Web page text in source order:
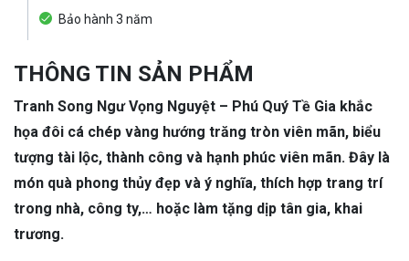
Bảo hành 3 năm
THÔNG TIN SẢN PHẨM
Tranh Song Ngư Vọng Nguyệt – Phú Quý Tề Gia khắc
họa đôi cá chép vàng hướng trăng tròn viên mãn, biểu
tượng tài lộc, thành công và hạnh phúc viên mãn. Đây là
món quà phong thủy đẹp và ý nghĩa, thích hợp trang trí
trong nhà, công ty,… hoặc làm tặng dịp tân gia, khai
trương.